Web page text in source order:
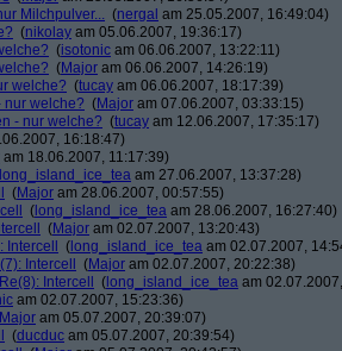
Milchpulver... (nergal am 25.05.2007, 16:49:04)
(nikolay am 05.06.2007, 19:36:17)
(isotonic am 06.06.2007, 13:22:11)
(Major am 06.06.2007, 14:26:19)
welche? (tucay am 06.06.2007, 18:17:39)
nur welche? (Major am 07.06.2007, 03:33:15)
- nur welche? (tucay am 12.06.2007, 17:35:17)
16:18:47)
am 18.06.2007, 11:17:39)
long_island_ice_tea am 27.06.2007, 13:37:28)
(Major am 28.06.2007, 00:57:55)
( long_island_ice_tea am 28.06.2007, 16:27:40)
(Major am 02.07.2007, 13:20:43)
Intercell
( long_island_ice_tea am 02.07.2007,
Intercell
(Major am 02.07.2007, 20:22:38)
Re(8): Intercell
( long_island_ice_tea am
am 02.07.2007, 15:23:36)
Major am 05.07.2007, 20:39:07)
(ducduc am 05.07.2007, 20:39:54)